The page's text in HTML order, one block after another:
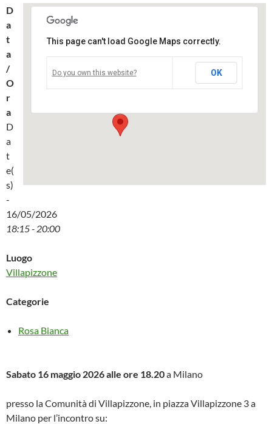
This page can't load Google Maps correctly.
Do you own this website? OK
D
a
t
a
/
O
r
a
D
a
t
e(
s)
-
16/05/2026
18:15 - 20:00
Luogo
Villapizzone
Categorie
Rosa Bianca
Sabato 16 maggio 2026 alle ore 18.20a Milano
presso la Comunità di Villapizzone, in piazza Villapizzone 3 a
Milano per l’incontro su: